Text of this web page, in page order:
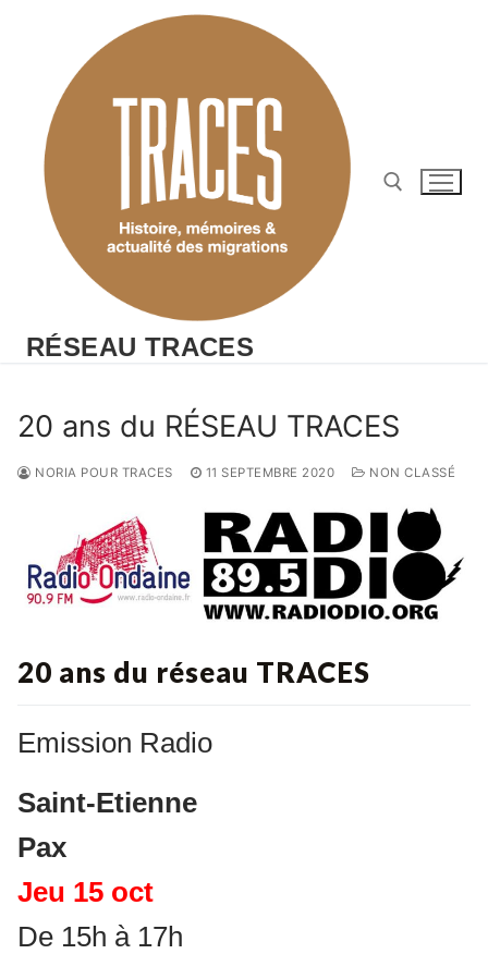
RÉSEAU TRACES
20 ans du RÉSEAU TRACES
NORIA POUR TRACES 11 SEPTEMBRE 2020 NON CLASSÉ
20 ans du réseau TRACES
Emission Radio
Saint-Etienne
Pax
Jeu 15 oct
De 15h à 17h